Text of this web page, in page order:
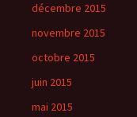
décembre 2015
novembre 2015
octobre 2015
juin 2015
mai 2015